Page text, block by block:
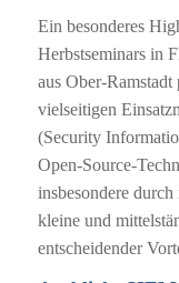
Ein besonderes
Herbstseminars in
aus Ober-
vielseitigen
(Security
Open-Source-
insbesondere
kleine und
entscheidender